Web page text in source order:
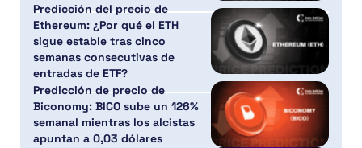
Predicción del precio de
Ethereum: ¿Por qué el ETH
sigue estable tras cinco
semanas consecutivas de
entradas de ETF?
Predicción de precio de
Biconomy: BICO sube un 126%
semanal mientras los alcistas
apuntan a 0,03 dólares